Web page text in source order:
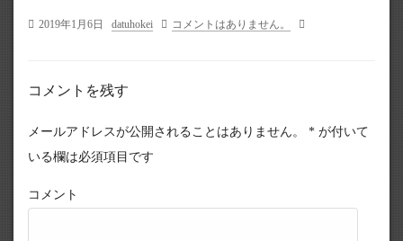
2019年1月6日 datuhokei コメントはありません。
コメントを残す
メールアドレスが公開されることはありません。 * が付いて
いる欄は必須項目です
コメント